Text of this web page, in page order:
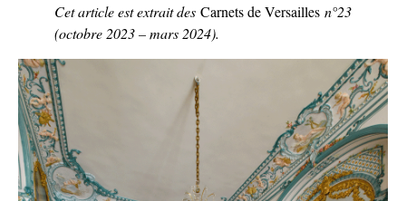
Cet article est extrait des Carnets de Versailles n°23
(octobre 2023 – mars 2024).